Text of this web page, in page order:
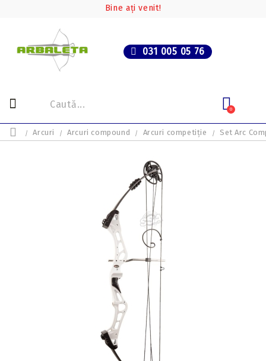
Bine ați venit!
031 005 05 76
0
Arcuri Arcuri compound Arcuri competiție Set Arc